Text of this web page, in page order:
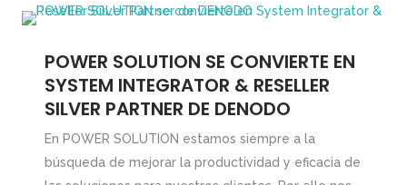
POWER SOLUTION SE CONVIERTE EN
SYSTEM INTEGRATOR & RESELLER
SILVER PARTNER DE DENODO
En POWER SOLUTION estamos siempre a la
búsqueda de mejorar la productividad y eficacia de